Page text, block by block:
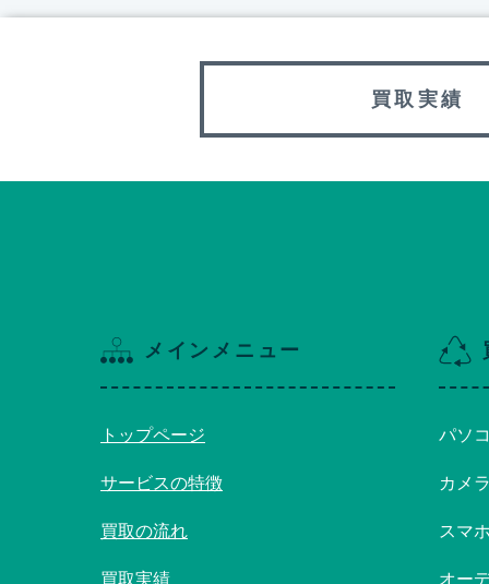
買取実績
メインメニュー
トップページ
サービスの特徴
買取の流れ
買取実績
パソ
カメ
スマ
オー